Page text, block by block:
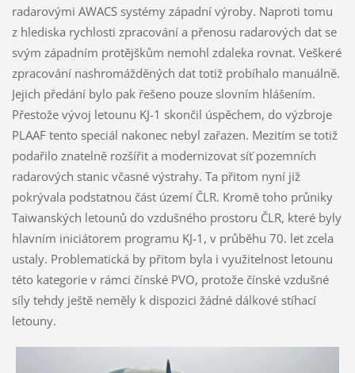
radarovými AWACS systémy západní výroby. Naproti tomu
z hlediska rychlosti zpracování a přenosu radarových dat se
svým západním protějškům nemohl zdaleka rovnat. Veškeré
zpracování nashromážděných dat totiž probíhalo manuálně.
Jejich předání bylo pak řešeno pouze slovním hlášením.
Přestože vývoj letounu KJ-1 skončil úspěchem, do výzbroje
PLAAF tento speciál nakonec nebyl zařazen. Mezitím se totiž
podařilo znatelně rozšířit a modernizovat síť pozemních
radarových stanic včasné výstrahy. Ta přitom nyní již
pokrývala podstatnou část území ČLR. Kromě toho průniky
Taiwanských letounů do vzdušného prostoru ČLR, které byly
hlavním iniciátorem programu KJ-1, v průběhu 70. let zcela
ustaly. Problematická by přitom byla i využitelnost letounu
této kategorie v rámci čínské PVO, protože čínské vzdušné
síly tehdy ještě neměly k dispozici žádné dálkové stíhací
letouny.